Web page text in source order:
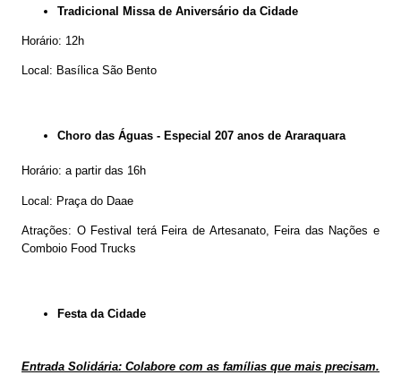
Tradicional Missa de Aniversário da Cidade
Horário: 12h
Local: Basílica São Bento
Choro das Águas - Especial 207 anos de Araraquara
Horário: a partir das 16h
Local: Praça do Daae
Atrações: O Festival terá Feira de Artesanato, Feira das Nações e
Comboio Food Trucks
Festa da Cidade
Entrada Solidária: Colabore com as famílias que mais precisam.